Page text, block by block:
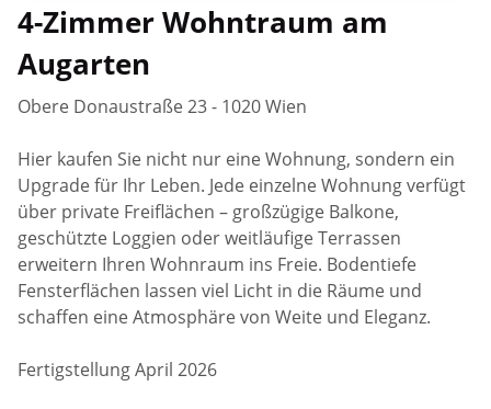
4-Zimmer Wohntraum am
Augarten
Obere Donaustraße 23 - 1020 Wien
Hier kaufen Sie nicht nur eine Wohnung, sondern ein
Upgrade für Ihr Leben. Jede einzelne Wohnung verfügt
über private Freiflächen – großzügige Balkone,
geschützte Loggien oder weitläufige Terrassen
erweitern Ihren Wohnraum ins Freie. Bodentiefe
Fensterflächen lassen viel Licht in die Räume und
schaffen eine Atmosphäre von Weite und Eleganz.
Fertigstellung April 2026